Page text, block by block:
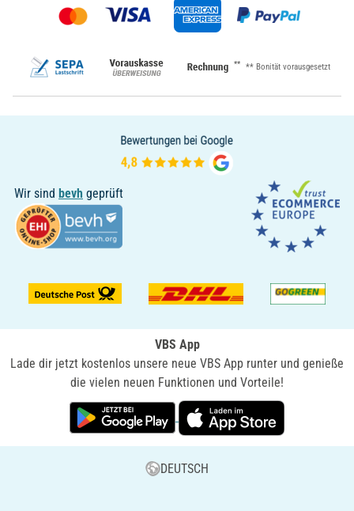
** ** Bonität vorausgesetzt
Wir sind bevh geprüft
VBS App
Lade dir jetzt kostenlos unsere neue VBS App runter und genieße
die vielen neuen Funktionen und Vorteile!
DEUTSCH